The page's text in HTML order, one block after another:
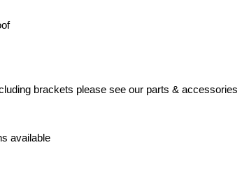
brackets please see our parts & accessories
available